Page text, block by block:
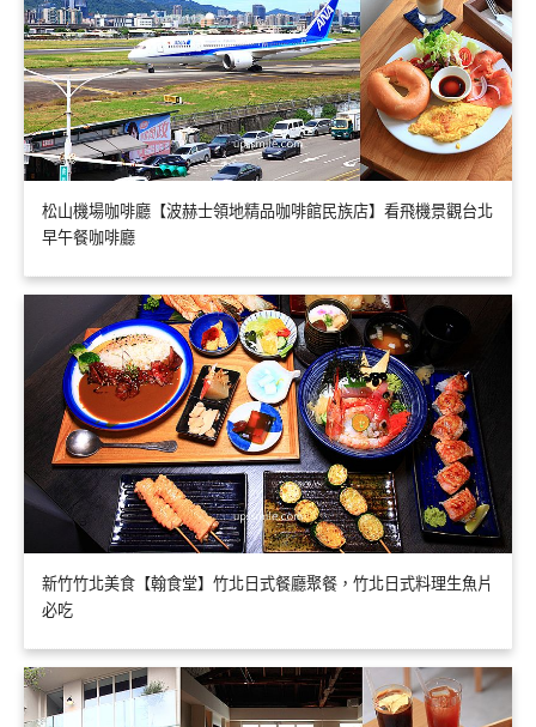
松山機場咖啡廳【波赫士領地精品咖啡館民族店】看飛機景觀台北
早午餐咖啡廳
新竹竹北美食【翰食堂】竹北日式餐廳聚餐，竹北日式料理生魚片
必吃